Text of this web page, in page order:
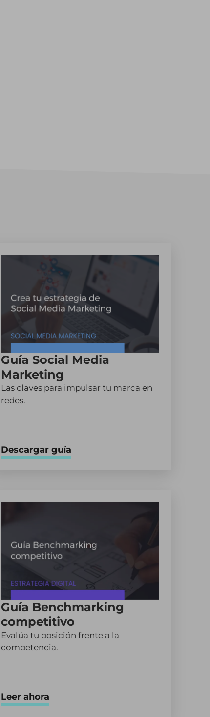
Guía Social Media
Marketing
Las claves para impulsar tu marca en
redes.
Descargar guía
Guía Benchmarking
competitivo
Evalúa tu posición frente a la
competencia.
Leer ahora